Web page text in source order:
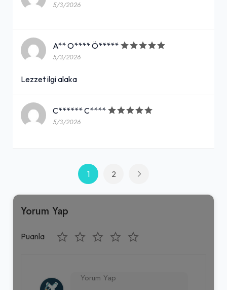
5/3/2026
A** O**** Ö*****
5/3/2026
Lezzet ilgi alaka
C****** C****
5/3/2026
1 2
Yorum Yap
Puanla